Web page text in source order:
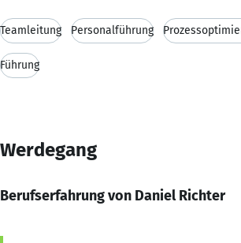
Teamleitung Personalführung
Führung
Werdegang
Berufserfahrung von Daniel Richter